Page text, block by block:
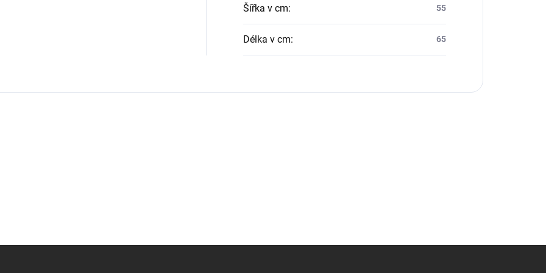
Šířka v cm: 55
Délka v cm: 65